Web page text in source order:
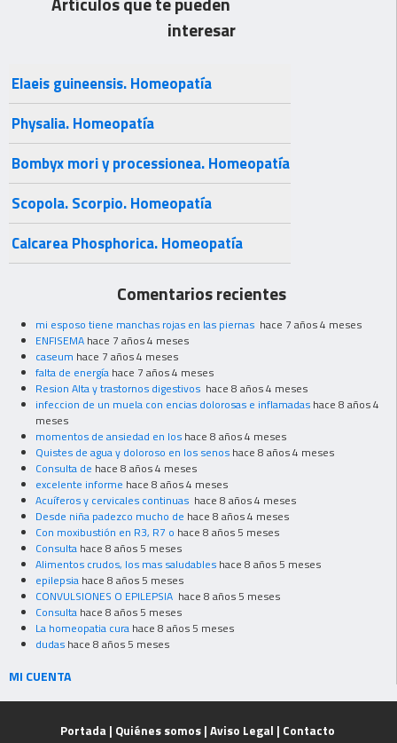
interesar
Elaeis guineensis. Homeopatía
Physalia. Homeopatía
Bombyx mori y processionea. Homeopatía
Scopola. Scorpio. Homeopatía
Calcarea Phosphorica. Homeopatía
Comentarios recientes
mi esposo tiene manchas rojas en las piernas hace 7 años 4 meses
ENFISEMA hace 7 años 4 meses
caseum hace 7 años 4 meses
falta de energía hace 7 años 4 meses
Resion Alta y trastornos digestivos hace 8 años 4 meses
infeccion de un muela con encias dolorosas e inflamadas hace 8 años 4
meses
momentos de ansiedad en los hace 8 años 4 meses
Quistes de agua y doloroso en los senos hace 8 años 4 meses
Consulta de hace 8 años 4 meses
excelente informe hace 8 años 4 meses
Acuíferos y cervicales continuas hace 8 años 4 meses
Desde niña padezco mucho de hace 8 años 4 meses
Con moxibustión en R3, R7 o hace 8 años 5 meses
Consulta hace 8 años 5 meses
Alimentos crudos, los mas saludables hace 8 años 5 meses
epilepsia hace 8 años 5 meses
CONVULSIONES O EPILEPSIA hace 8 años 5 meses
Consulta hace 8 años 5 meses
La homeopatia cura hace 8 años 5 meses
dudas hace 8 años 5 meses
MI CUENTA
Portada | Quiénes somos| Aviso Legal | Contacto